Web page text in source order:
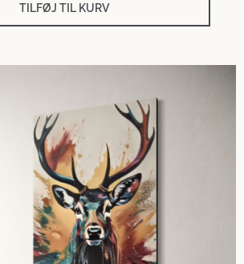
TILFØJ TIL KURV